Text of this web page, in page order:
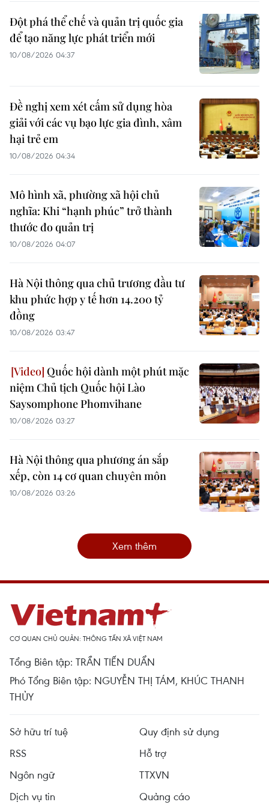
Đột phá thể chế và quản trị quốc gia
để tạo năng lực phát triển mới
10/08/2026 04:37
Đề nghị xem xét cấm sử dụng hòa
giải với các vụ bạo lực gia đình, xâm
hại trẻ em
10/08/2026 04:34
Mô hình xã, phường xã hội chủ
nghĩa: Khi “hạnh phúc” trở thành
thước đo quản trị
10/08/2026 04:07
Hà Nội thông qua chủ trương đầu tư
khu phức hợp y tế hơn 14.200 tỷ
đồng
10/08/2026 03:47
Quốc hội dành một phút mặc
niệm Chủ tịch Quốc hội Lào
Saysomphone Phomvihane
10/08/2026 03:27
Hà Nội thông qua phương án sắp
xếp, còn 14 cơ quan chuyên môn
10/08/2026 03:26
Xem thêm
CƠ QUAN CHỦ QUẢN: THÔNG TẤN XÃ VIỆT NAM
Tổng Biên tập: TRẦN TIẾN DUẨN
Phó Tổng Biên tập: NGUYỄN THỊ TÁM, KHÚC THANH
THỦY
Sở hữu trí tuệ
Quy định sử dụng
RSS
Hỗ trợ
Ngôn ngữ
TTXVN
Dịch vụ tin
Quảng cáo